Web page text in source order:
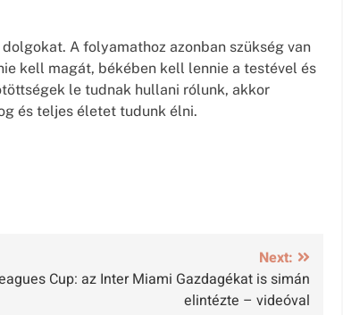
A folyamathoz azonban szükség van
kell magát, békében kell lennie a testével és
le tudnak hullani rólunk, akkor
és teljes életet tudunk élni.
Next:
Cup: az Inter Miami Gazdagékat is simán
elintézte – videóval